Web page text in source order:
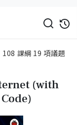
108 課綱 19 項議題
(with